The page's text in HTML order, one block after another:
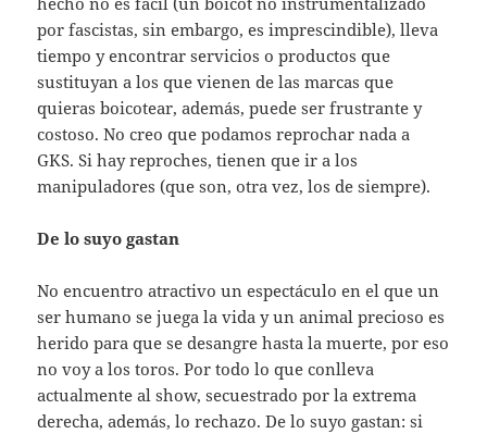
por fascistas, sin embargo, es imprescindible), lleva
tiempo y encontrar servicios o productos que
sustituyan a los que vienen de las marcas que
quieras boicotear, además, puede ser frustrante y
costoso. No creo que podamos reprochar nada a
GKS. Si hay reproches, tienen que ir a los
manipuladores (que son, otra vez, los de siempre).
De lo suyo gastan
No encuentro atractivo un espectáculo en el que un
ser humano se juega la vida y un animal precioso es
herido para que se desangre hasta la muerte, por eso
no voy a los toros. Por todo lo que conlleva
actualmente al show, secuestrado por la extrema
derecha, además, lo rechazo. De lo suyo gastan: si